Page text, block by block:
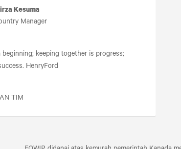
Kesuma
Manager
keeping together is progress;
HenryFord
TIM